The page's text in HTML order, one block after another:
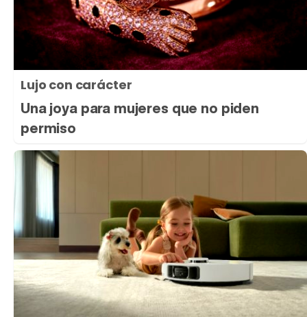
Lujo con carácter
Una joya para mujeres que no piden
permiso